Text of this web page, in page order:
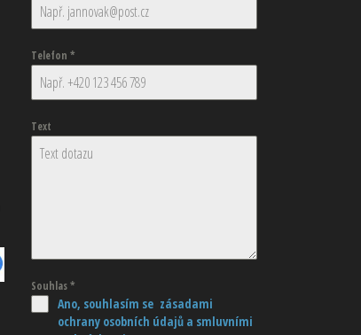
Telefon *
Text
Souhlas*
Ano, souhlasím se zásadami
ochrany osobních údajů a smluvními